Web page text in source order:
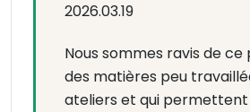
2026.03.19
Nous sommes ravis de
des matières peu
ateliers et qui